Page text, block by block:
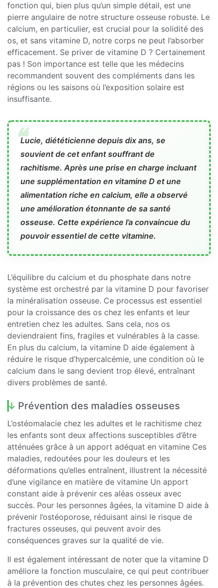
fonction qui, bien plus qu’un simple détail, est une
pierre angulaire de notre structure osseuse robuste. Le
calcium, en particulier, est crucial pour la solidité des
os, et sans vitamine D, notre corps ne peut l’absorber
efficacement. Se priver de vitamine D ? Certainement
pas ! Son importance est telle que les médecins
recommandent souvent des compléments dans les
régions ou les saisons où l’exposition solaire est
insuffisante.
Lucie, diététicienne depuis dix ans, se
souvient de cet enfant souffrant de
rachitisme. Après une prise en charge incluant
une supplémentation en vitamine D et une
alimentation riche en calcium, elle a observé
une amélioration étonnante de sa santé
osseuse. Cette expérience l’a convaincue du
pouvoir essentiel de cette vitamine.
L’équilibre du calcium et du phosphate dans notre
système est orchestré par la vitamine D pour favoriser
la minéralisation osseuse. Ce processus est essentiel
pour la croissance des os chez les enfants et leur
entretien chez les adultes. Sans cela, nos os
deviendraient fins, fragiles et vulnérables à la casse.
En plus du calcium, la vitamine D aide également à
réduire le risque d’hypercalcémie, une condition où le
calcium dans le sang devient trop élevé, entraînant
divers problèmes de santé.
Prévention des maladies osseuses
L’ostéomalacie chez les adultes et le rachitisme chez
les enfants sont deux affections susceptibles d’être
atténuées grâce à un apport adéquat en vitamine Ces
maladies, redoutées pour les douleurs et les
déformations qu’elles entraînent, illustrent la nécessité
d’une vigilance en matière de vitamine Un apport
constant aide à prévenir ces aléas osseux avec
succès. Pour les personnes âgées, la vitamine D aide à
prévenir l’ostéoporose, réduisant ainsi le risque de
fractures osseuses, qui peuvent avoir des
conséquences graves sur la qualité de vie.
Il est également intéressant de noter que la vitamine D
améliore la fonction musculaire, ce qui peut contribuer
à la prévention des chutes chez les personnes âgées.